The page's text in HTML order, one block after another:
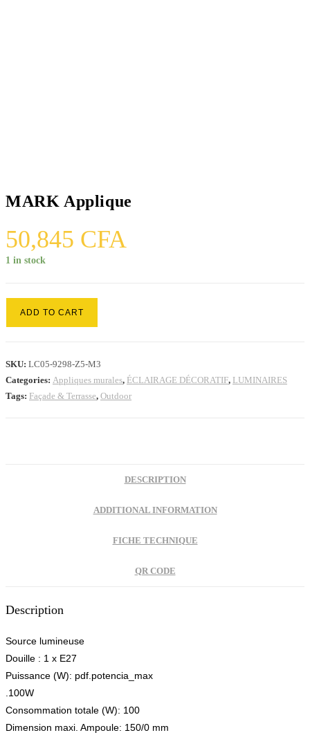
MARK Applique
50,845 CFA
1 in stock
ADD TO CART
SKU: LC05-9298-Z5-M3
Categories: Appliques murales, ÉCLAIRAGE DÉCORATIF, LUMINAIRES
Tags: Façade & Terrasse, Outdoor
DESCRIPTION
ADDITIONAL INFORMATION
FICHE TECHNIQUE
QR CODE
Description
Source lumineuse
Douille : 1 x E27
Puissance (W): pdf.potencia_max
.100W
Consommation totale (W): 100
Dimension maxi. Ampoule: 150/0 mm